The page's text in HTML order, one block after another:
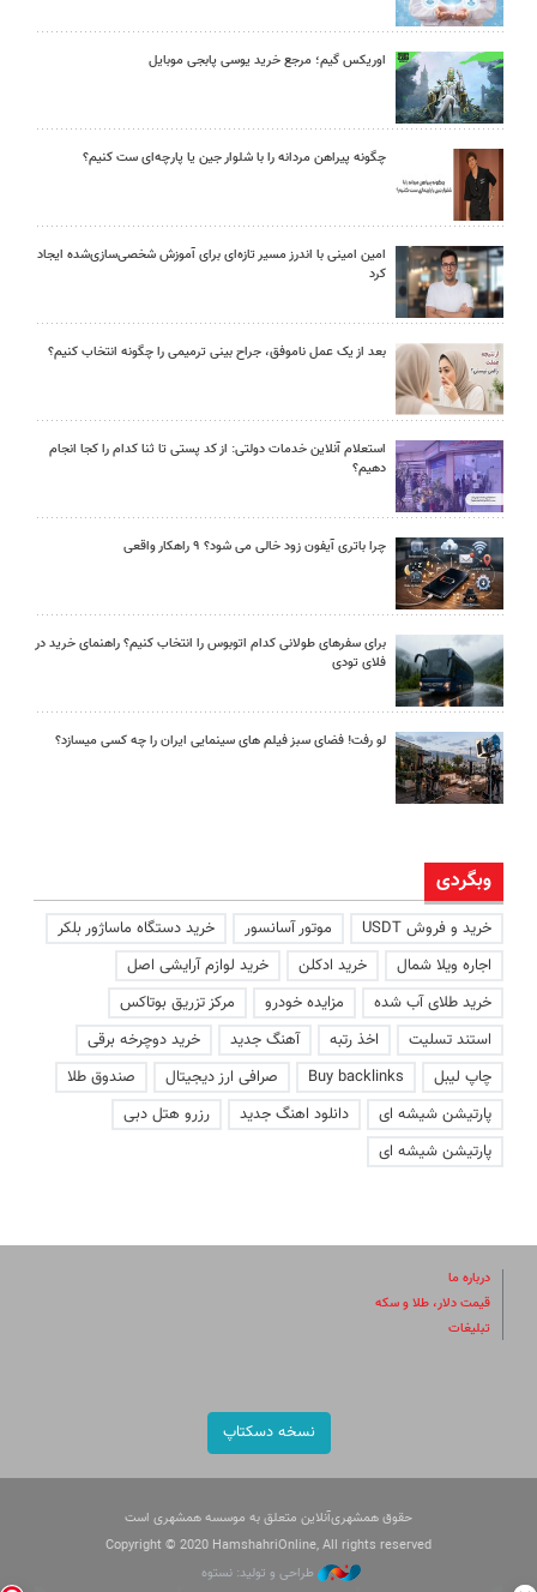
اوریکس گیم؛ مرجع خرید یوسی پابجی موبایل
چگونه پیراهن مردانه را با شلوار جین یا پارچه‌ای ست کنیم؟
امین امینی با اندرز مسیر تازه‌ای برای آموزش شخصی‌سازی‌شده ایجاد
کرد
بعد از یک عمل ناموفق، جراح بینی ترمیمی را چگونه انتخاب کنیم؟
استعلام آنلاین خدمات دولتی: از کد پستی تا ثنا کدام را کجا انجام
دهیم؟
چرا باتری آیفون زود خالی می شود؟ ۹ راهکار واقعی
برای سفرهای طولانی کدام اتوبوس را انتخاب کنیم؟ راهنمای خرید در
فلای تودی
لو رفت! فضای سبز فیلم های سینمایی ایران را چه کسی میسازد؟
وبگردی
خرید و فروش USDT موتور آسانسور
خرید دستگاه ماساژور بلکر
اجاره ویلا شمال
خرید ادکلن
خرید لوازم آرایشی اصل
خرید طلای آب شده
مزایده خودرو
مرکز تزریق بوتاکس
استند تسلیت
اخذ رتبه آهنگ جدید
خرید دوچرخه برقی
چاپ لیبل
Buy backlinks صرافی ارز دیجیتال
صندوق طلا
پارتیشن شیشه ای
دانلود اهنگ جدید
رزرو هتل دبی
پارتیشن شیشه ای
درباره ما
قیمت دلار، طلا و سکه
تبلیغات
نسخه دسکتاپ
حقوق همشهری‌آنلاین متعلق به موسسه همشهری است
Copyright © 2020 HamshahriOnline, All rights reserved
طراحی و تولید: نستوه